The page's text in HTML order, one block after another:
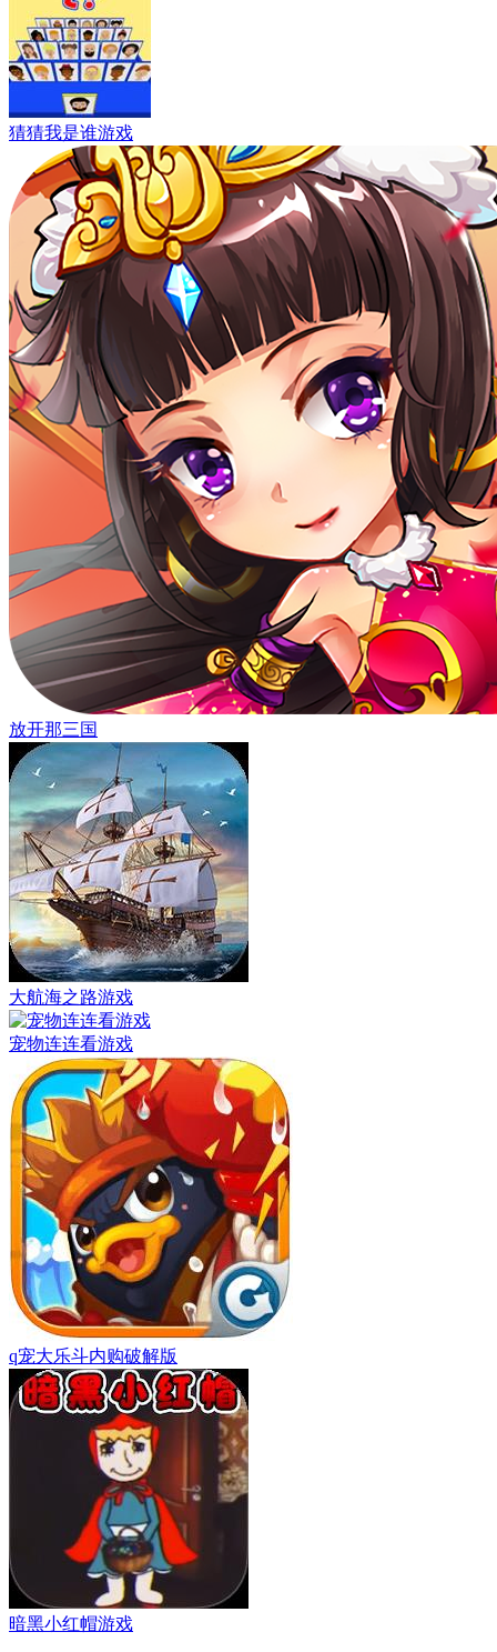
猜猜我是谁游戏
放开那三国
大航海之路游戏
宠物连连看游戏
q宠大乐斗内购破解版
暗黑小红帽游戏